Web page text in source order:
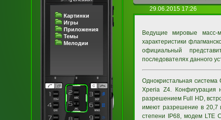
Картинки
Игры
Приложения
Темы
Мелодии
29.06.2015 17:26
Ведущие мировые масс-
характеристики
официальный
последователях данного
Однокристальная
Xperia Z4. Конфигурация
разрешением Full HD,
имеют разрешение в 20,7
степени IP68, модем LTE